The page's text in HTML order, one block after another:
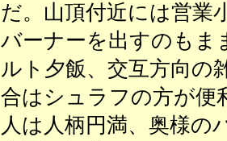
だ。山頂付近には営業
バーナーを出すのもま
ルト夕飯、交互方向の
合はシュラフの方が便
人は人柄円満、奥様の